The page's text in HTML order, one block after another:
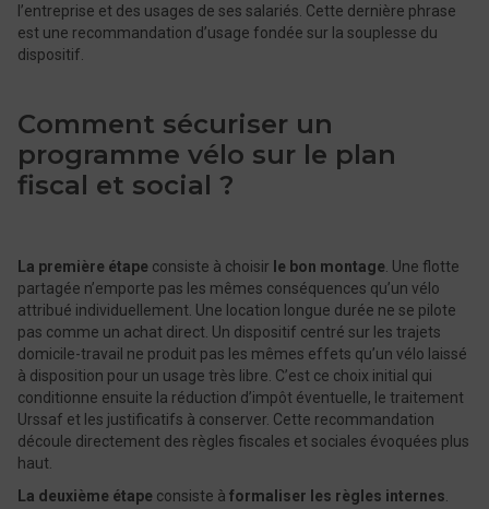
l’entreprise et des usages de ses salariés. Cette dernière phrase
est une recommandation d’usage fondée sur la souplesse du
dispositif.
Comment sécuriser un
programme vélo sur le plan
fiscal et social ?
La première étape consiste à choisir le bon montage . Une flotte
partagée n’emporte pas les mêmes conséquences qu’un vélo
attribué individuellement. Une location longue durée ne se pilote
pas comme un achat direct. Un dispositif centré sur les trajets
domicile-travail ne produit pas les mêmes effets qu’un vélo laissé
à disposition pour un usage très libre. C’est ce choix initial qui
conditionne ensuite la réduction d’impôt éventuelle, le traitement
Urssaf et les justificatifs à conserver. Cette recommandation
découle directement des règles fiscales et sociales évoquées plus
haut.
La deuxième étape consiste à formaliser les règles internes